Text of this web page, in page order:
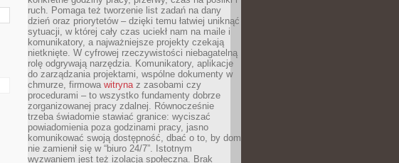
ruch. Pomaga też tworzenie list zadań na dany
dzień oraz priorytetów – dzięki temu łatwiej uniknąć
sytuacji, w której cały czas uciekł nam na maile i
komunikatory, a najważniejsze projekty czekają
nietknięte. W cyfrowej rzeczywistości niebagatelną
rolę odgrywają narzędzia. Komunikatory, aplikacje
do zarządzania projektami, wspólne dokumenty w
chmurze, firmowa witrynaz zasobami czy
procedurami – to wszystko fundamenty dobrze
zorganizowanej pracy zdalnej. Równocześnie
trzeba świadomie stawiać granice: wyciszać
powiadomienia poza godzinami pracy, jasno
komunikować swoją dostępność, dbać o to, by dom
nie zamienił się w “biuro 24/7”. Istotnym
wyzwaniem jest też izolacja społeczna. Brak